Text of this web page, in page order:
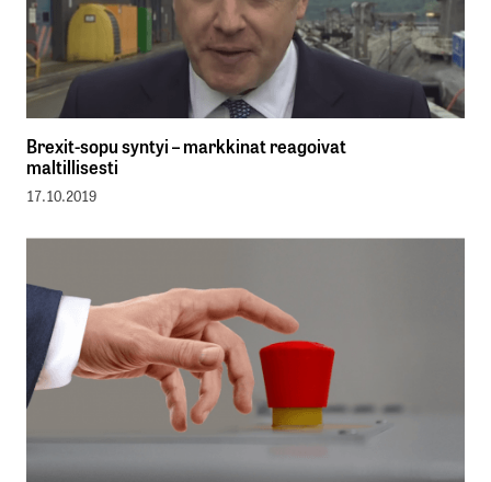
Brexit-sopu syntyi – markkinat reagoivat
maltillisesti
17.10.2019